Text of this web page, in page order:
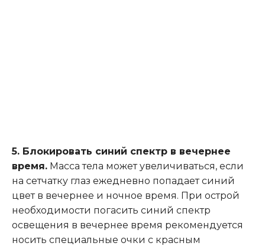
5. Блокировать синий спектр в вечернее
время. Масса тела может увеличиваться, если
на сетчатку глаз ежедневно попадает синий
цвет в вечернее и ночное время. При острой
необходимости погасить синий спектр
освещения в вечернее время рекомендуется
носить специальные очки с красным